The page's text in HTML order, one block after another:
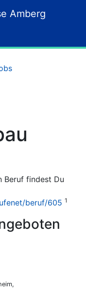
Amberg
Beruf findest Du
beruf/605 1